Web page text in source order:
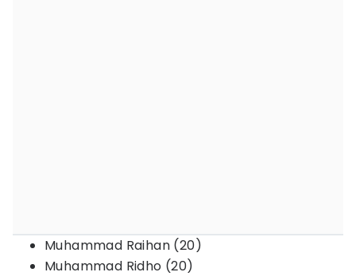
Muhammad Raihan (20)
Muhammad Ridho (20)